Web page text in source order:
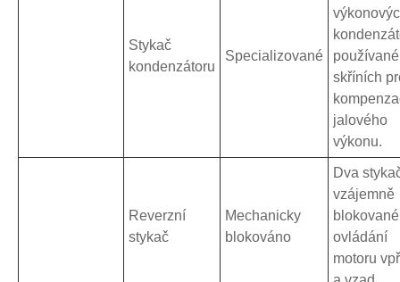
Stykač
kondenzátoru
Specializované
skříních
jalového
výkonu.
Reverzní
stykač
Mechanicky
blokováno
Dva
vzájemně
ovládání
motoru